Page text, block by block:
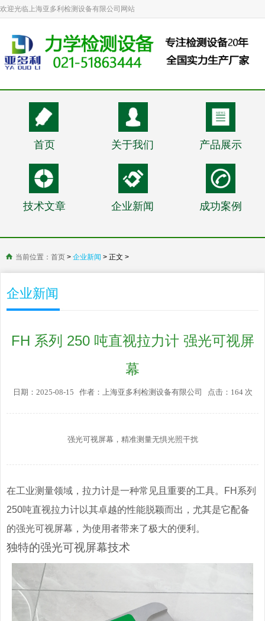
欢迎光临上海亚多利检测设备有限公司网站
首页 关于我们 产品展示
技术文章 企业新闻 成功案例
当前位置： 首页 > 企业新闻 > 正文 >
企业新闻
FH 系列 250 吨直视拉力计 强光可视屏
幕
日期：2025-08-15 作者：上海亚多利检测设备有限公司 点击：164 次
强光可视屏幕，精准测量无惧光照干扰
在工业测量领域，拉力计是一种常见且重要的工具。FH系列
250吨直视拉力计以其卓越的性能脱颖而出，尤其是它配备
的强光可视屏幕，为使用者带来了极大的便利。
独特的强光可视屏幕技术